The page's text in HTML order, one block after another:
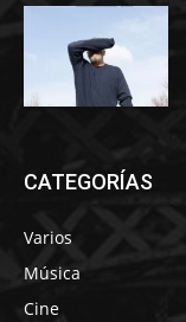
CATEGORÍAS
Varios
Música
Cine